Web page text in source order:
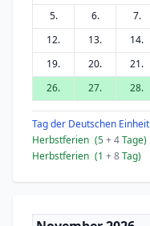
5.
6. 7.
12.
13. 14.
19.
20. 21.
26.
27. 28.
Tag der Deutschen Einheit
Herbstferien (5+ 4Tage)
Herbstferien (1 + 8Tag)